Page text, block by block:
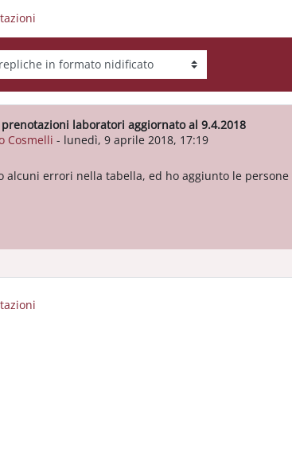
prenotazioni laboratori aggiornato al 9.4.2018
Cosmelli - lunedì, 9 aprile 2018, 17:19
di risposte: 0
alcuni errori nella tabella, ed ho aggiunto le